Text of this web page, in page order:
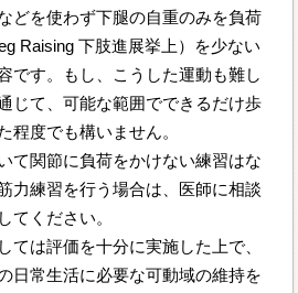
どを使わず下腿の自重のみを負荷
Raising 下肢進展挙上）を少ない
です。もし、こうした運動も難し
じて、可能な範囲でできるだけ歩
程度でも構いません。
て関節に負荷をかけない練習はな
力練習を行う場合は、医師に相談
てください。
ては評価を十分に実施した上で、
日常生活に必要な可動域の維持を